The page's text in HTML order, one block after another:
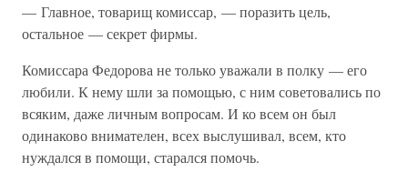
— Главное, товарищ комиссар, — поразить цель,
остальное — секрет фирмы.
Комиссара Федорова не только уважали в полку — его
любили. К нему шли за помощью, с ним советовались по
всяким, даже личным вопросам. И ко всем он был
одинаково внимателен, всех выслушивал, всем, кто
нуждался в помощи, старался помочь.